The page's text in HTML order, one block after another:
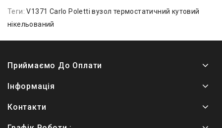
Теги:V1371 Carlo Poletti вузол термостатичний кутовий
нікельований
Приймаємо До Оплати
Інформація
Контакти